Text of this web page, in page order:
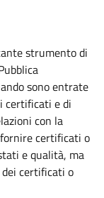
strumento di
sono entrate
certificati e di
con la
certificati o
e qualità, ma
certificati o